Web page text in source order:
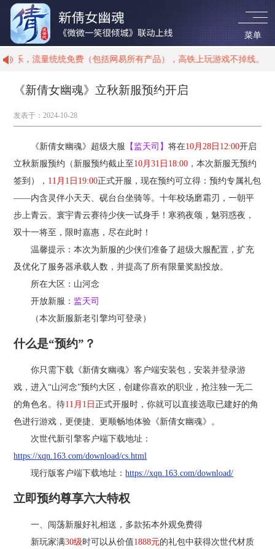
菜单
首 页
职业介绍
视听盛宴
游戏特色
流量统统免费（包括网易所有产品），高铁上玩游戏不掉线。
《新倩女幽魂》立秋新服预约开启
发表于： 2024-10-28
《新倩女幽魂》超级大服 【监天司】将在10月28日12:00开启
立秋新服预约（新服预约截止至10月31日18:00 ，本次新服无预约
签到）， 11月1日19:00正式开服，现在预约可立得：预约专属礼包
——内含灵伴小天天、砚台台坐骑等。十年校场磨霜刃，一朝平
步上青云。寰宇青云赛待少侠一试身手！寒鸦夜颂，魅羽惑夜，
双十一将至，限时嘉惠，尽在此时！
温馨提示：本次为新服的少侠们准备了超级大服配置，扩充
及优化了服务器承载人数，并提高了所有限量奖励投放。
所在大区：山河念
开放新服： 监天司
（本次新服新老引擎均可登录）
什么是“预约”？
你只需下载《新倩女幽魂》客户端安装包，安装并登录游
戏，进入“山河念”预约大区，创建你喜欢的职业，抢注独一无二
的角色名。待11月1日正式开服时，你就可以直接选取已建好的角
色进行游戏，更便捷、更顺畅地体验《新倩女幽魂》。
次世代新引擎客户端下载地址：
https://xqn.163.com/download/cs.html
现行版客户端下载地址：https://xqn.163.com/download/
立即预约尊享六大特权
一、闯荡新服好礼相送，多款拓本外观免费得
新玩家满30级时可以从价值1888元的礼包中获得次世代材质